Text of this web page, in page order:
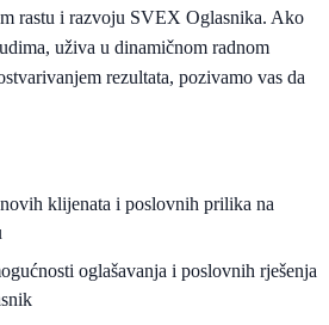
rastu i razvoju SVEX Oglasnika. Ako
uživa u dinamičnom radnom
rezultata, pozivamo vas da
klijenata i poslovnih prilika na
oglašavanja i poslovnih rješenja